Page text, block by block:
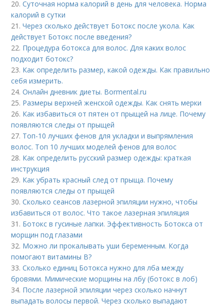
20.Суточная норма калорий в день для человека. Норма
калорий в сутки
21.Через сколько действует Ботокс после укола. Как
действует Ботокс после введения?
22. Процедура ботокса для волос. Для каких волос
подходит ботокс?
23. Как определить размер, какой одежды. Как правильно
себя измерить.
24.Онлайн дневник диеты. Bormental.ru
25. Размеры верхней женской одежды. Как снять мерки
26. Как избавиться от пятен от прыщей на лице. Почему
появляются следы от прыщей
27. Топ-10 лучших фенов для укладки и выпрямления
волос. Топ 10 лучших моделей фенов для волос
28. Как определить русский размер одежды: краткая
инструкция
29. Как убрать красный след от прыща. Почему
появляются следы от прыщей
30.Сколько сеансов лазерной эпиляции нужно, чтобы
избавиться от волос. Что такое лазерная эпиляция
31. Ботокс в гусиные лапки. Эффективность Ботокса от
морщин под глазами
32. Можно ли прокалывать уши беременным. Когда
помогают витамины B?
33.Сколько единиц Ботокса нужно для лба между
бровями. Мимические морщины на лбу (ботокс в лоб)
34. После лазерной эпиляции через сколько начнут
выпадать волосы первой. Через сколько выпадают